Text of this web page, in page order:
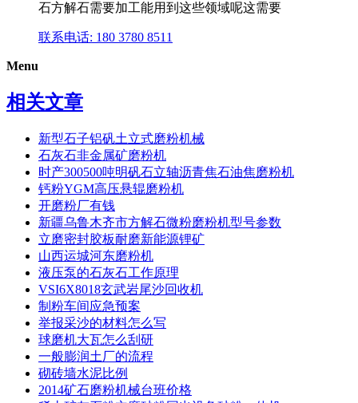
石方解石需要加工能用到这些领域呢这需要
联系电话: 180 3780 8511
Menu
相关文章
新型石子铝矾土立式磨粉机械
石灰石非金属矿磨粉机
时产300500吨明矾石立轴沥青焦石油焦磨粉机
钙粉YGM高压悬辊磨粉机
开磨粉厂有钱
新疆乌鲁木齐市方解石微粉磨粉机型号参数
立磨密封胶板耐磨新能源锂矿
山西运城河东磨粉机
液压泵的石灰石工作原理
VSI6X8018玄武岩尾沙回收机
制粉车间应急预案
举报采沙的材料怎么写
球磨机大瓦怎么刮研
一般膨润土厂的流程
砌砖墙水泥比例
2014矿石磨粉机械台班价格